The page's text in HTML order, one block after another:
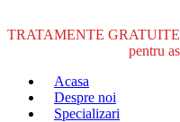
TRATAMENTE GRATUITE
pentru
Acasa
Despre noi
Specializari